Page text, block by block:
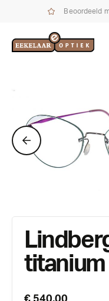
Beoordeeld
titanium